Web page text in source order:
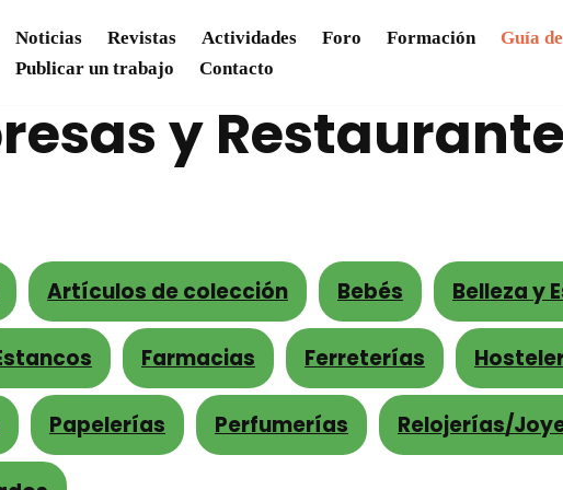
Noticias Revistas Actividades Foro Formación Guía
Publicar un trabajo
Contacto
y
Artículos de colección Bebés Belleza y
Farmacias Ferreterías
Papelerías Perfumerías Relojerías/